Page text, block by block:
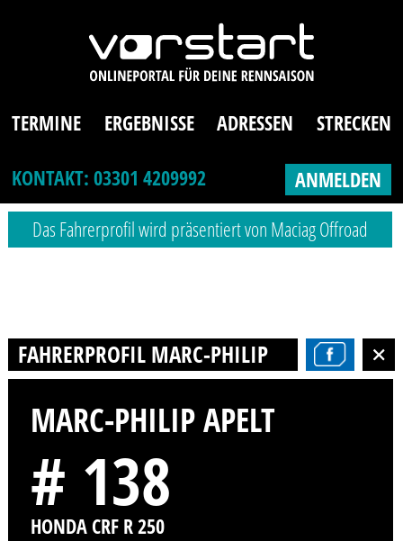
TERMINE ERGEBNISSE ADRESSEN
STRECKEN
KONTAKT: 03301 4209992
ANMELDEN
Das Fahrerprofil wird präsentiert von Maciag Offroad
FAHRERPROFIL MARC-PHILIP APELT
MARC-PHILIP APELT
# 138
HONDA CRF R 250